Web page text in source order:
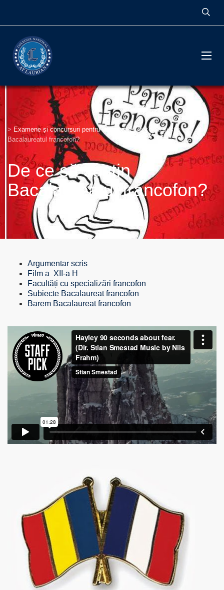
> Examene și concursuri pentru înscriere > De ce să susțin
Bacalaureatul francofon?
De ce să susțin
Bacalaureatul francofon?
Argumentar scris
Film a XII-a H
Facultăți cu specializări francofon
Subiecte Bacalaureat francofon
Barem Bacalaureat francofon